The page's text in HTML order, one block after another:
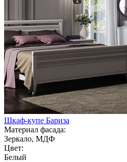
Шкаф-купе Бариза
Материал фасада:
Зеркало, МДФ
Цвет:
Белый